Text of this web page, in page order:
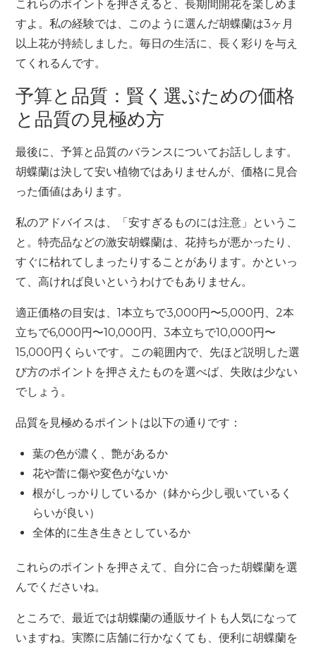
これらのポイントを押さえると、長期間開花を楽しめま
すよ。私の経験では、このように選んだ胡蝶蘭は3ヶ月
以上花が持続しました。毎日の生活に、長く彩りを与え
てくれるんです。
予算と品質：賢く選ぶための価格
と品質の見極め方
最後に、予算と品質のバランスについてお話しします。
胡蝶蘭は決して安い植物ではありませんが、価格に見合
った価値はあります。
私のアドバイスは、「安すぎるものには注意」というこ
と。特売品などの激安胡蝶蘭は、花持ちが悪かったり、
すぐに枯れてしまったりすることがあります。かといっ
て、高ければ良いというわけでもありません。
適正価格の目安は、1本立ちで3,000円〜5,000円、2本
立ちで6,000円〜10,000円、3本立ちで10,000円〜
15,000円くらいです。この範囲内で、先ほど説明した選
び方のポイントを押さえたものを選べば、失敗は少ない
でしょう。
品質を見極めるポイントは以下の通りです：
葉の色が濃く、艶があるか
花や蕾に傷や変色がないか
根がしっかりしているか（鉢から少し覗いているく
らいが良い）
全体的に生き生きとしているか
これらのポイントを押さえて、自分に合った胡蝶蘭を選
んでくださいね。
ところで、最近では胡蝶蘭の通販サイトも人気になって
いますね。実際に店舗に行かなくても、便利に胡蝶蘭を